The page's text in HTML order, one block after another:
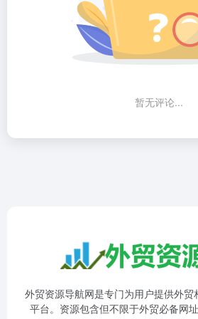
暂无评论...
外贸资源导航网是专门为用户提供外
平台。资源包含但不限于外贸必备网